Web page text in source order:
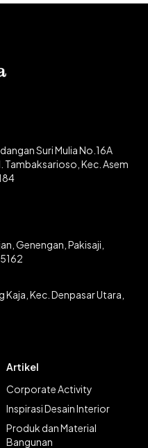
Suri Mulia No.16A
Tambaksarioso, Kec. Asem
Genengan, Pakisaji,
Kec. Denpasar Utara,
Artikel
Corporate Activity
Inspirasi Desain Interior
Produk dan Material
Bangunan